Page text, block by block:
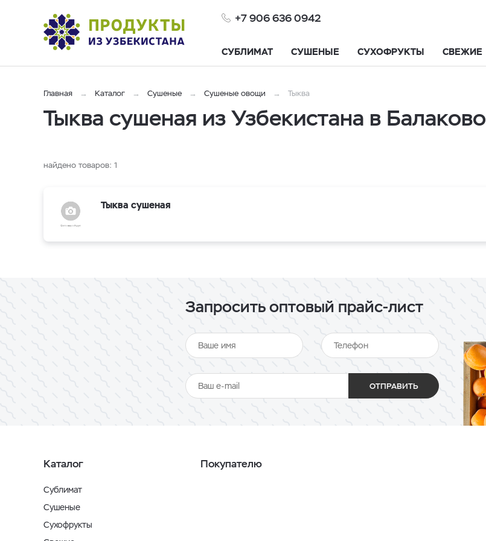
+7 906 636 0942
СУБЛИМАТ СУШЕНЫЕ СУХОФРУКТЫ СВЕЖИЕ
Главная Каталог Сушеные Сушеные овощи Тыква
Тыква сушеная из Узбекистана в Балаково
найдено товаров: 1
Тыква сушеная
Запросить оптовый прайс-лист
ОТПРАВИТЬ
Каталог
Сублимат
Сушеные
Сухофрукты
Покупателю